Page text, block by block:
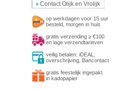
» Contact Olijk en Vrolijk
op werkdagen voor 15 uur
besteld, morgen in huis
gratis verzending ≥ €100
en lage verzendtarieven
veilig betalen: iDEAL,
overschrijving, Bancontact
gratis feestelijk ingepakt
in kadopapier